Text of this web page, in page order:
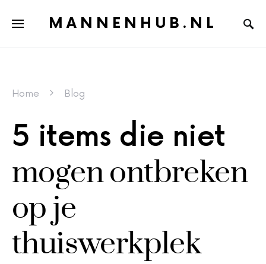
MANNENHUB.NL
Home Blog
5 items die niet
mogen ontbreken
op je
thuiswerkplek